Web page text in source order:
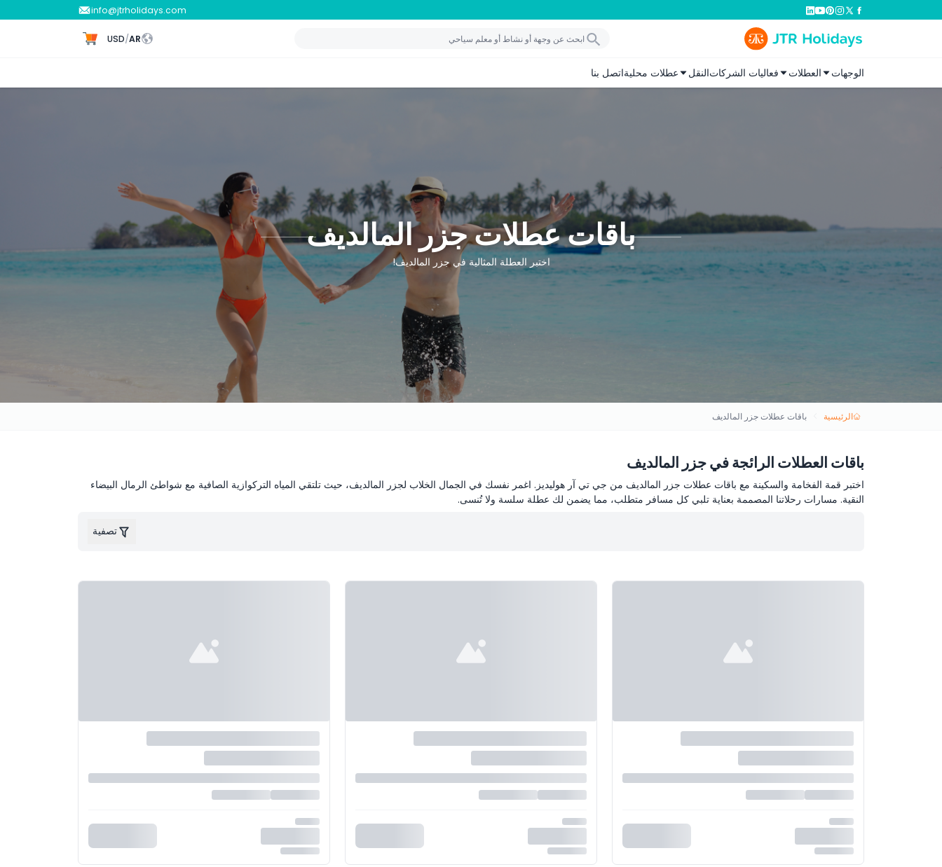
info@jtrholidays.com
AR
/
USD
الوجهات العطلات فعاليات الشركاتالنقل عطلات محليةاتصل بنا
باقات عطلات جزر المالديف
اختبر العطلة المثالية في جزر المالديف!
الرئيسية باقات عطلات جزر المالديف
باقات العطلات الرائجة في جزر المالديف
اختبر قمة الفخامة والسكينة مع باقات عطلات جزر المالديف من جي تي آر هوليديز. اغمر نفسك في الجمال الخلاب لجزر المالديف، حيث تلتقي المياه التركوازية الصافية مع شواطئ الرمال البيضاء
النقية. مسارات رحلاتنا المصممة بعناية تلبي كل مسافر متطلب، مما يضمن لك عطلة سلسة ولا تُنسى.
تصفية